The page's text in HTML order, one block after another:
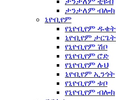
ታንታለም ብሎክ
ኒዮቢየም
የኒዮቢየም ዱቄት
ኒዮቢየም ታርጌት
የኒዮቢየም ሽቦ
የኒዮቢየም ሮድ
የኒዮቢየም ሉህ
ኒዮቢየም ኢንጎት
የኒዮቢየም ቱቦ
የኒዮቢየም ብሎክ